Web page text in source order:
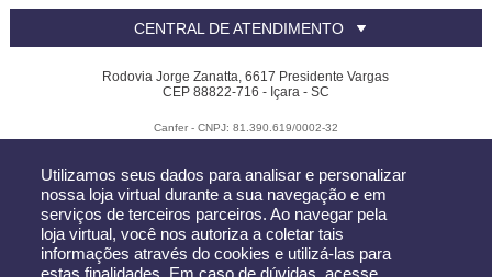
Utilizamos seus dados para analisar e personalizar
nossa loja virtual durante a sua navegação e em
serviços de terceiros parceiros. Ao navegar pela
loja virtual, você nos autoriza a coletar tais
informações através do cookies e utilizá-las para
estas finalidades. Em caso de dúvidas, acesse
CENTRAL DE ATENDIMENTO
Rodovia Jorge Zanatta, 6617 Presidente Vargas
CEP 88822-716 - Içara - SC
Canfer - CNPJ: 81.390.619/0002-32